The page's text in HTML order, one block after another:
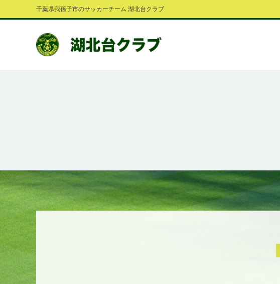
千葉県我孫子市のサッカーチーム 湖北台クラブ